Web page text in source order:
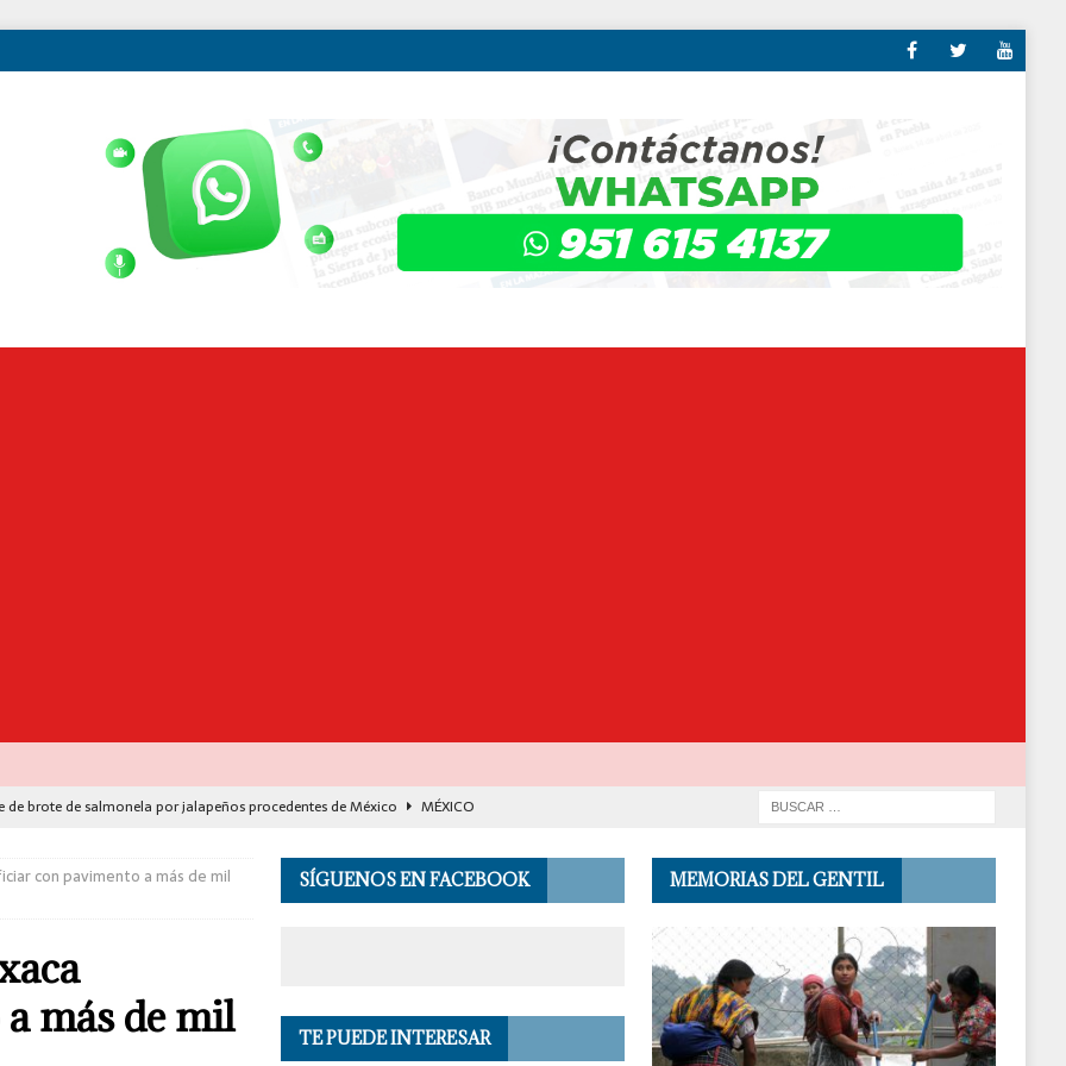
de brote de salmonela por jalapeños procedentes de México
MÉXICO
Seguridad se suma a investigación por asesinato en vivo del influencer
en los Andes de Perú deja un herido, según reporte de autoridades
EL
con pavimento a más de mil
más de mil
SÍGUENOS EN FACEBOOK
TE PUEDE INTERESAR
MEMORIAS DEL GENTIL